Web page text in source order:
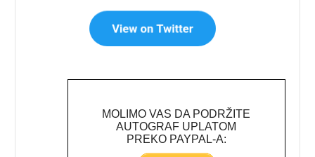
MOLIMO VAS DA PODRŽITE
AUTOGRAF UPLATOM
PREKO PAYPAL-A: